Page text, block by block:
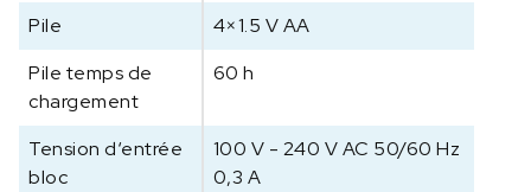
Pile
4×1.5 V AA
Pile temps de
chargement
60 h
Tension d‘entrée
bloc
100 V - 240 V AC 50/60 Hz
0,3 A